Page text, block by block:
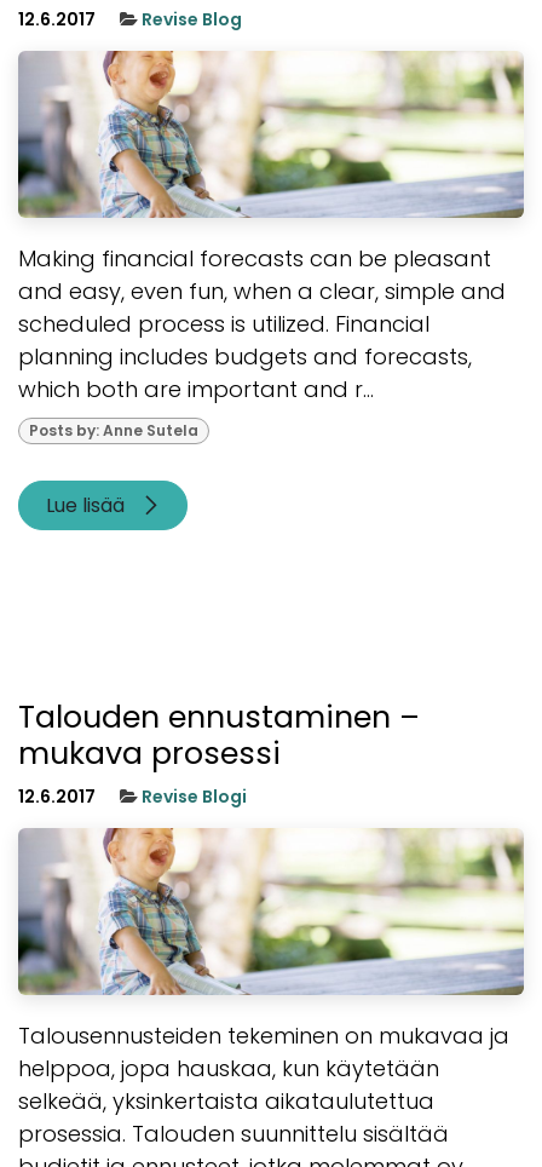
12.6.2017 Revise Blog
Making financial forecasts can be pleasant
and easy, even fun, when a clear, simple and
scheduled process is utilized. Financial
planning includes budgets and forecasts,
which both are important and r...
Posts by: Anne Sutela
Lue lisää
Talouden ennustaminen –
mukava prosessi
12.6.2017 Revise Blogi
Talousennusteiden tekeminen on mukavaa ja
helppoa, jopa hauskaa, kun käytetään
selkeää, yksinkertaista aikataulutettua
prosessia. Talouden suunnittelu sisältää